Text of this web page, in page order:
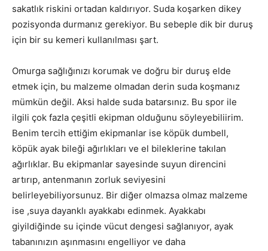
sakatlık riskini ortadan kaldırıyor. Suda koşarken dikey
pozisyonda durmanız gerekiyor. Bu sebeple dik bir duruş
için bir su kemeri kullanılması şart.
Omurga sağlığınızı korumak ve doğru bir duruş elde
etmek için, bu malzeme olmadan derin suda koşmanız
mümkün değil. Aksi halde suda batarsınız. Bu spor ile
ilgili çok fazla çeşitli ekipman olduğunu söyleyebiliirim.
Benim tercih ettiğim ekipmanlar ise köpük dumbell,
köpük ayak bileği ağırlıkları ve el bileklerine takılan
ağırlıklar. Bu ekipmanlar sayesinde suyun direncini
artırıp, antenmanın zorluk seviyesini
belirleyebiliyorsunuz. Bir diğer olmazsa olmaz malzeme
ise ,suya dayanklı ayakkabı edinmek. Ayakkabı
giyildiğinde su içinde vücut dengesi sağlanıyor, ayak
tabanınızın aşınmasını engelliyor ve daha